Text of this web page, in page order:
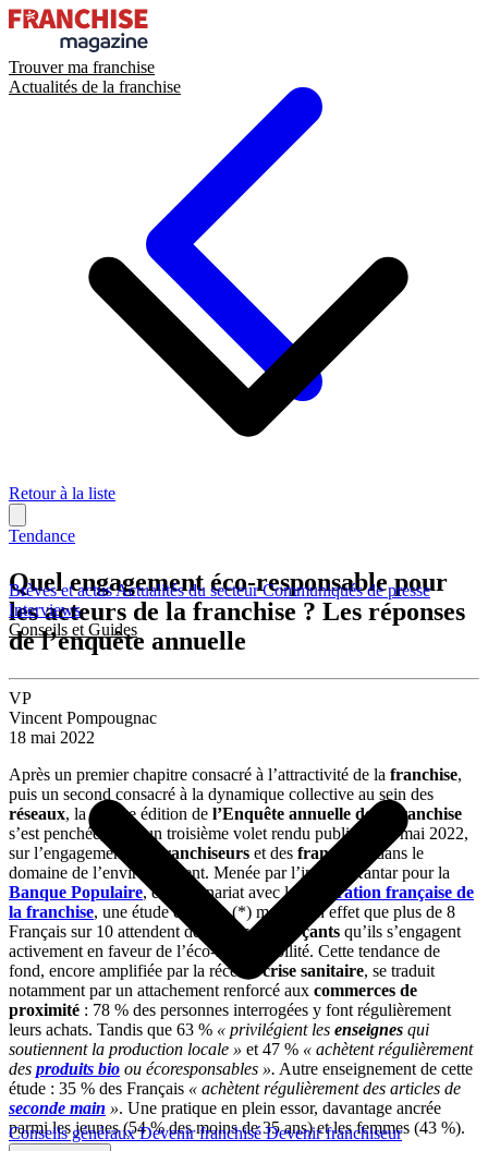
Trouver ma franchise
Actualités de la franchise
Brèves et actusActualités du secteurCommuniqués de presse
Interviews
Conseils et Guides
Conseils générauxDevenir franchiséDevenir franchiseur
Retour à la liste
Tendance
Quel engagement éco-responsable pour
les acteurs de la franchise ? Les réponses
de l’enquête annuelle
VP
Vincent Pompougnac
18 mai 2022
Après un premier chapitre consacré à l’attractivité de la franchise,
puis un second consacré à la dynamique collective au sein des
réseaux, la 18ème édition de l’Enquête annuelle de la franchise
s’est penchée, dans un troisième volet rendu public le 13 mai 2022,
sur l’engagement des
franchiseurs et des franchisés
dans le
domaine de l’environnement. Menée par l’institut Kantar pour la
Banque Populaire, en partenariat avec la
Fédération française de
la franchise, une étude en ligne (*) montre en effet que plus de 8
Français sur 10 attendent de leurs commerçants qu’ils s’engagent
activement en faveur de l’éco-responsabilité. Cette tendance de
fond, encore amplifiée par la récentecrise sanitaire, se traduit
notamment par un attachement renforcé aux commerces de
proximité : 78 % des personnes interrogées y font régulièrement
leurs achats. Tandis que 63 % « privilégient les enseignes qui
soutiennent la production locale » et 47 % « achètent régulièrement
des produits bio ou écoresponsables ». Autre enseignement de cette
étude : 35 % des Français « achètent régulièrement des articles de
seconde main ». Une pratique en plein essor, davantage ancrée
parmi les jeunes (54 % des moins de 35 ans) et les femmes (43 %).